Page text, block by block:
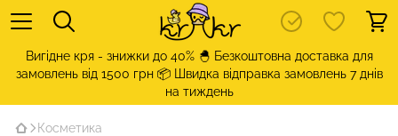
Вигідне кря - знижки до 40% 🐣 Безкоштовна доставка для
замовлень від 1500 грн 📦 Швидка відправка замовлень 7 днів
на тиждень
Косметика